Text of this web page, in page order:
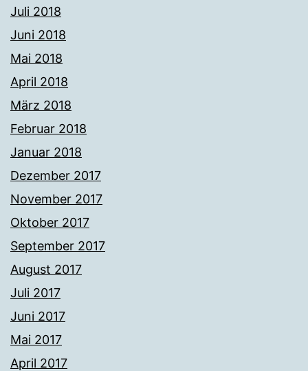
Juli 2018
Juni 2018
Mai 2018
April 2018
März 2018
Februar 2018
Januar 2018
Dezember 2017
November 2017
Oktober 2017
September 2017
August 2017
Juli 2017
Juni 2017
Mai 2017
April 2017